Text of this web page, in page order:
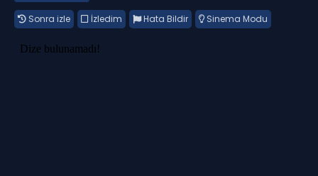
Sonra izle İzledim Hata Bildir Sinema Modu